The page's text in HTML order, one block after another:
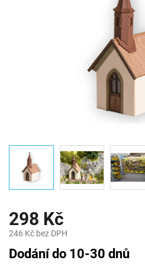
298 Kč
246 Kč bez DPH
Měrná
cena:
Dodání do 10-30 dnů